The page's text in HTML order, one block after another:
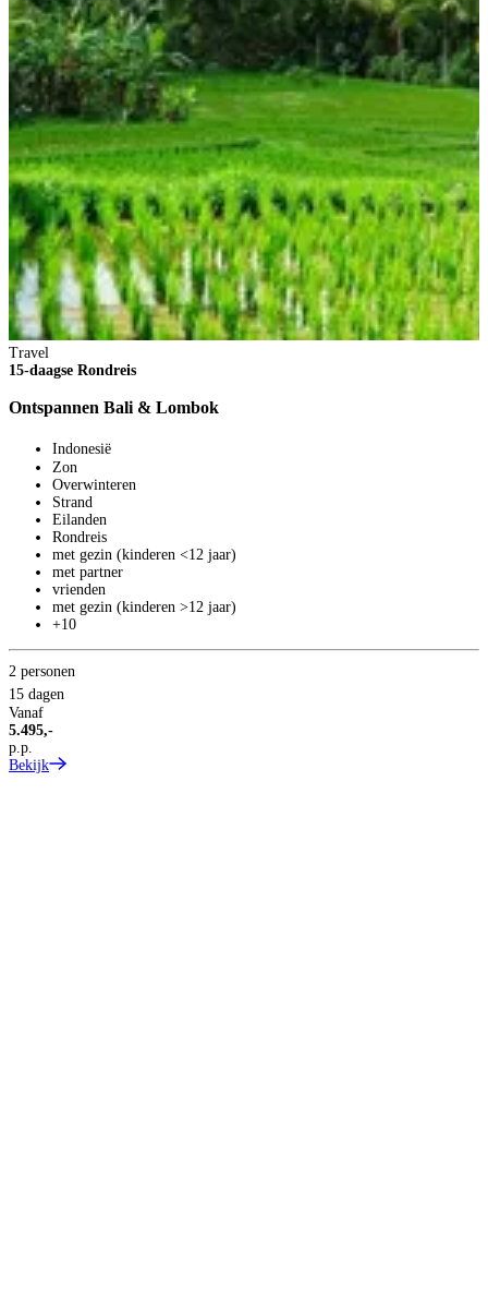
Travel
15-daagse Rondreis
Ontspannen Bali & Lombok
Indonesië
Zon
Overwinteren
Strand
Eilanden
Rondreis
met gezin (kinderen <12 jaar)
met partner
vrienden
met gezin (kinderen >12 jaar)
+10
2 personen
15 dagen
Vanaf
5.495,-
p.p.
Bekijk